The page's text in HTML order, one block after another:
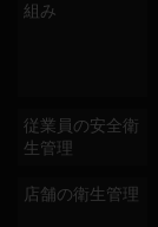
組み
従業員の安全衛
生管理
店舗の衛生管理